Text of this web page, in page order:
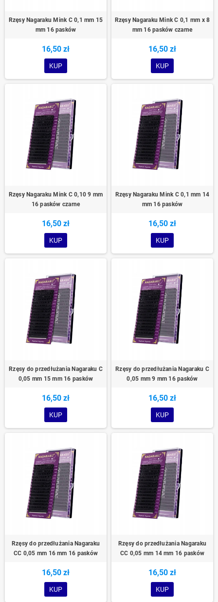
Rzęsy Nagaraku Mink C 0,1 mm 15
mm 16 pasków
16,50 zł
KUP
Rzęsy Nagaraku Mink C 0,1 mm x 8
mm 16 pasków czarne
16,50 zł
KUP
Rzęsy Nagaraku Mink C 0,10 9 mm
16 pasków czarne
16,50 zł
KUP
Rzęsy Nagaraku Mink C 0,1 mm 14
mm 16 pasków
16,50 zł
KUP
Rzęsy do przedłużania Nagaraku C
0,05 mm 15 mm 16 pasków
16,50 zł
KUP
Rzęsy do przedłużania Nagaraku C
0,05 mm 9 mm 16 pasków
16,50 zł
KUP
Rzęsy do przedłużania Nagaraku
CC 0,05 mm 16 mm 16 pasków
16,50 zł
KUP
Rzęsy do przedłużania Nagaraku
CC 0,05 mm 14 mm 16 pasków
16,50 zł
KUP